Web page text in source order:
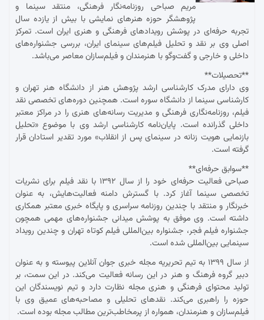
مریم صباحی روزنامه‌نگار فرهنگی، منتقد سینما و
پژوهشگر حوزه هنرهای نمایشی با بیش از یازده سال
تجربه حرفه‌ای در پوشش رویدادهای فرهنگی و هنری ایران است. تمرکز
اصلی وی بر نقد و تحلیل فیلم‌های سینمای ایران، بررسی جشنواره‌های
داخلی و خارجی و گفت‌وگو با هنرمندان و فیلم‌سازان معاصر می‌باشد.
**تحصیلات**
وی دارای مدرک کارشناسی ارشد پژوهش هنر از دانشگاه هنر تهران و
کارشناسی سینما از دانشگاه سوره است. همچنین دوره‌های تخصصی نقد
فیلم، روزنامه‌نگاری فرهنگی و مدیریت رسانه‌های هنری را در مراکز معتبر
داخلی گذرانده است. پایان‌نامه کارشناسی ارشد وی با موضوع «تحلیل
بازنمایی هویت زنانه در سینمای پس از انقلاب» مورد تقدیر استادان قرار
گرفته است.
**سوابق حرفه‌ای**
صباحی فعالیت حرفه‌ای خود را از سال ۱۳۹۲ با نقد فیلم برای نشریات
تخصصی سینما آغاز کرد. با گسترش دامنه فعالیت‌هایش، به عنوان
خبرنگار و منتقد با چندین روزنامه سراسری و پایگاه خبری معتبر همکاری
داشته است. وی موفق به پوشش میدانی جشنواره‌های مهمی همچون
جشنواره فیلم فجر، جشنواره بین‌المللی فیلم کوتاه تهران و چندین رویداد
سینمایی بین‌المللی شده است.
از سال ۱۳۹۹ به تیم تحریریه مجله خبری جوان آنلاین پیوسته و به عنوان
دبیر گروه فرهنگ و هنر در این رسانه فعالیت می‌کند. در این سمت، بر
تولید محتوای فرهنگی و هنری مجله نظارت دارد و تیم نویسندگان این
حوزه را راهبری می‌کند. نقدهای تحلیلی و مصاحبه‌های عمیق وی با
فیلم‌سازان و هنرمندان، همواره از پرمخاطب‌ترین مطالب مجله بوده است.